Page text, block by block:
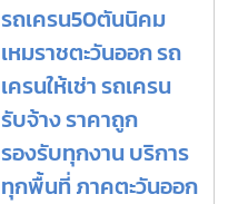
รถเครน50ตันนิคม
เหมราชตะวันออก รถ
เครนให้เช่า รถเครน
รับจ้าง ราคาถูก
รองรับทุกงาน บริการ
ทุกพื้นที่ ภาคตะวันออก